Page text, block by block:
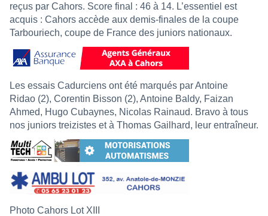
reçus par Cahors. Score final : 46 à 14. L’essentiel est
acquis : Cahors accède aux demis-finales de la coupe
Tarbouriech, coupe de France des juniors nationaux.
Les essais Cadurciens ont été marqués par Antoine
Ridao (2), Corentin Bisson (2), Antoine Baldy, Faizan
Ahmed, Hugo Cubaynes, Nicolas Rainaud. Bravo à tous
nos juniors treizistes et à Thomas Gailhard, leur entraîneur.
Photo Cahors Lot XIII